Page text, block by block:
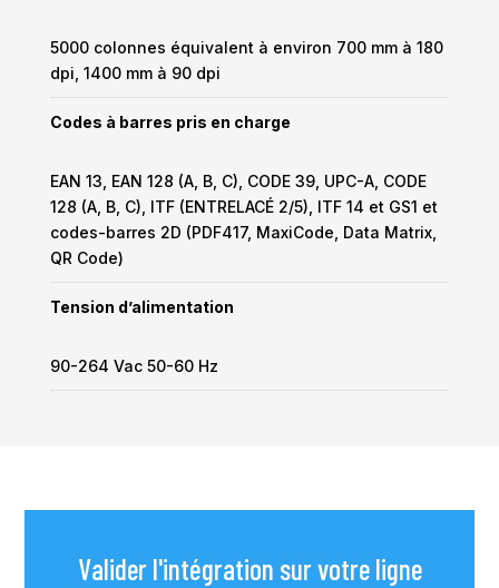
5000 colonnes équivalent à environ 700 mm à 180
dpi, 1400 mm à 90 dpi
Codes à barres pris en charge
EAN 13, EAN 128 (A, B, C), CODE 39, UPC-A, CODE
128 (A, B, C), ITF (ENTRELACÉ 2/5), ITF 14 et GS1 et
codes-barres 2D (PDF417, MaxiCode, Data Matrix,
QR Code)
Tension d’alimentation
90-264 Vac 50-60 Hz
Valider l'intégration sur votre ligne